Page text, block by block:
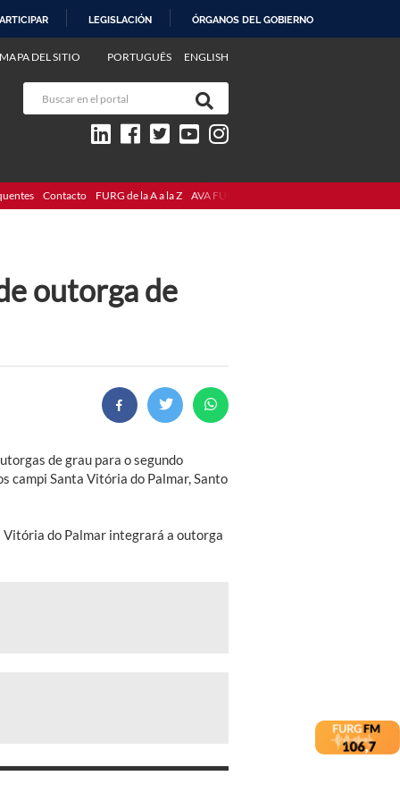
LEGISLACIÓN ÓRGANOS DEL GOBIERNO
PORTUGUÊS ENGLISH
MAPA DEL SITIO
Contacto FURG de la A a la Z AVA FURG
outorga de
de grau para o segundo
campi Santa Vitória do Palmar, Santo
Vitória do Palmar integrará a outorga